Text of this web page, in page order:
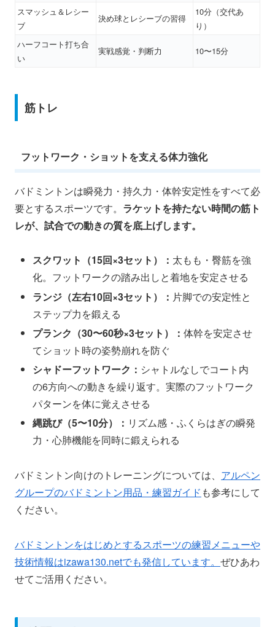
スマッシュ＆レシー
ブ
決め球とレシーブの習得
10分（交代あ
り）
ハーフコート打ち合
い
実戦感覚・判断力 10〜15分
筋トレ
フットワーク・ショットを支える体力強化
バドミントンは瞬発力・持久力・体幹安定性をすべて必
要とするスポーツです。 ラケットを持たない時間の筋ト
レが、試合での動きの質を底上げします。
スクワット（15回×3セット）： 太もも・臀筋を強
化。フットワークの踏み出しと着地を安定させる
ランジ（左右10回×3セット）： 片脚での安定性と
ステップ力を鍛える
プランク（30〜60秒×3セット）：体幹を安定させ
てショット時の姿勢崩れを防ぐ
シャドーフットワーク： シャトルなしでコート内
の6方向への動きを繰り返す。実際のフットワーク
パターンを体に覚えさせる
縄跳び（5〜10分）： リズム感・ふくらはぎの瞬発
力・心肺機能を同時に鍛えられる
バドミントン向けのトレーニングについては、 アルペン
グループのバドミントン用品・練習ガイド も参考にして
ください。
バドミントンをはじめとするスポーツの練習メニューや
技術情報はizawa130.netでも発信しています。 ぜひあわ
せてご活用ください。